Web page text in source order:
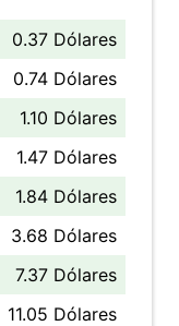
0.37 Dólares
0.74 Dólares
1.10 Dólares
1.47 Dólares
1.84 Dólares
3.68 Dólares
7.37 Dólares
11.05 Dólares